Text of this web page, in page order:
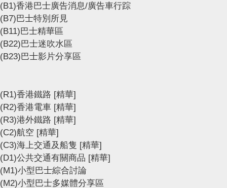
(B1)香港巴士廣告消息/廣告車行踪
(B7)巴士特別所見
(B11)巴士精華區
(B22)巴士迷吹水區
(B23)巴士影片分享區
(R1)香港鐵路 [精華]
(R2)香港電車 [精華]
(R3)港外鐵路 [精華]
(C2)航空 [精華]
(C3)海上交通及船隻 [精華]
(D1)公共交通有關商品 [精華]
(M1)小型巴士綜合討論
(M2)小型巴士多媒體分享區